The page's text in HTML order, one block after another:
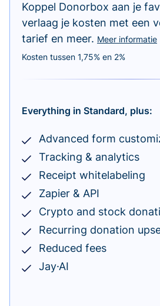
Koppel Donorbox aan je
verlaag je kosten met een
tarief en meer. Meer informatie
Kosten tussen 1,75% en 2%
Everything in Standard, plus:
Advanced form
Tracking & analytics
Receipt whitelabeling
Zapier & API
Crypto and stock
Recurring donation
Reduced fees
Jay·AI